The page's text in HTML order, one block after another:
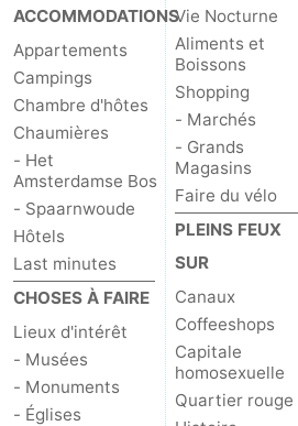
ACCOMMODATIONS
Appartements
Campings
Chambre d'hôtes
Chaumières
- Het
Amsterdamse Bos
- Spaarnwoude
Hôtels
Last minutes
CHOSES À FAIRE
Lieux d'intérêt
- Musées
- Monuments
- Églises
Vie Nocturne
Aliments et
Boissons
Shopping
- Marchés
- Grands
Magasins
Faire du vélo
PLEINS FEUX
SUR
Canaux
Coffeeshops
Capitale
homosexuelle
Quartier rouge